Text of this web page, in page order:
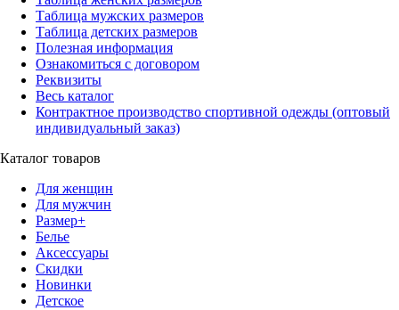
Таблица мужских размеров
Таблица детских размеров
Полезная информация
Ознакомиться с договором
Реквизиты
Весь каталог
Контрактное производство спортивной одежды (оптовый
индивидуальный заказ)
Каталог товаров
Для женщин
Для мужчин
Размер+
Белье
Аксессуары
Скидки
Новинки
Детское